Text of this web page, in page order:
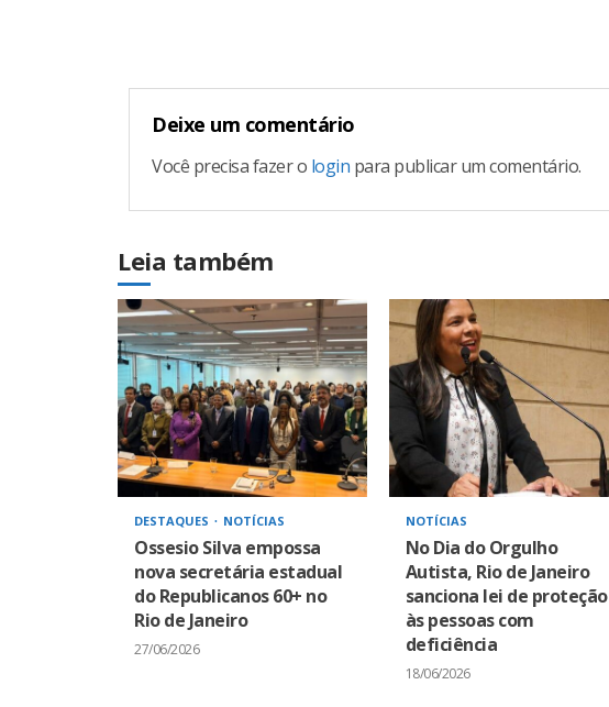
Deixe um comentário
Você precisa fazer o login para publicar um comentário.
Leia também
DESTAQUES NOTÍCIAS
Ossesio Silva empossa
nova secretária estadual
do Republicanos 60+ no
Rio de Janeiro
27/06/2026
NOTÍCIAS
No Dia do Orgulho
Autista, Rio de Janeiro
sanciona lei de proteção
às pessoas com
deficiência
18/06/2026